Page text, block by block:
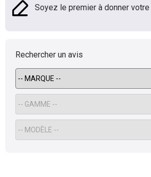
Electriques
Flottes
Auto
Services
Forum
Soyez le premier à donner
Rechercher un avis